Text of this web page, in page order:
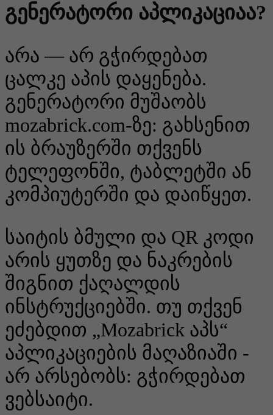
გენერატორი აპლიკაციაა?
არა — არ გჭირდებათ
ცალკე აპის დაყენება.
გენერატორი მუშაობს
mozabrick.com-ზე: გახსენით
ის ბრაუზერში თქვენს
ტელეფონში, ტაბლეტში ან
კომპიუტერში და დაიწყეთ.
საიტის ბმული და QR კოდი
არის ყუთზე და ნაკრების
შიგნით ქაღალდის
ინსტრუქციებში. თუ თქვენ
ეძებდით „Mozabrick აპს“
აპლიკაციების მაღაზიაში -
არ არსებობს: გჭირდებათ
ვებსაიტი.